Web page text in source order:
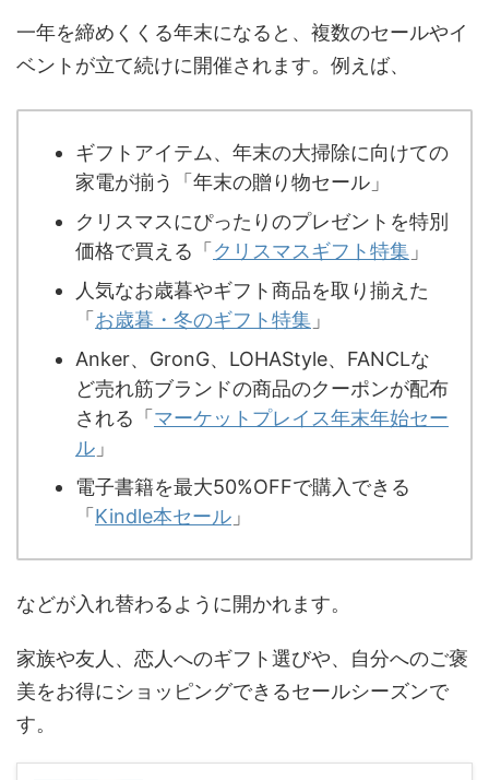
一年を締めくくる年末になると、複数のセールやイ
ベントが立て続けに開催されます。例えば、
ギフトアイテム、年末の大掃除に向けての
家電が揃う「年末の贈り物セール」
クリスマスにぴったりのプレゼントを特別
価格で買える「 クリスマスギフト特集 」
人気なお歳暮やギフト商品を取り揃えた
「 お歳暮・冬のギフト特集 」
Anker、GronG、LOHAStyle、FANCLな
ど売れ筋ブランドの商品のクーポンが配布
される「 マーケットプレイス年末年始セー
ル 」
電子書籍を最大50%OFFで購入できる
「 Kindle本セール 」
などが入れ替わるように開かれます。
家族や友人、恋人へのギフト選びや、自分へのご褒
美をお得にショッピングできるセールシーズンで
す。